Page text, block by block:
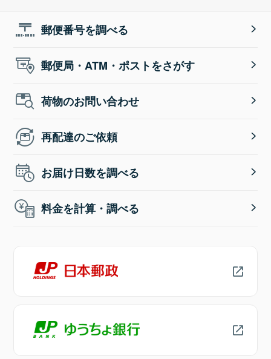
郵便番号を調べる
郵便局・ATM・ポストをさがす
荷物のお問い合わせ
再配達のご依頼
お届け日数を調べる
料金を計算・調べる